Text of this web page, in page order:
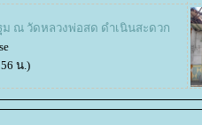
ม ณ วัดหลวงพ่อสด ดำเนินสะดวก
น.)